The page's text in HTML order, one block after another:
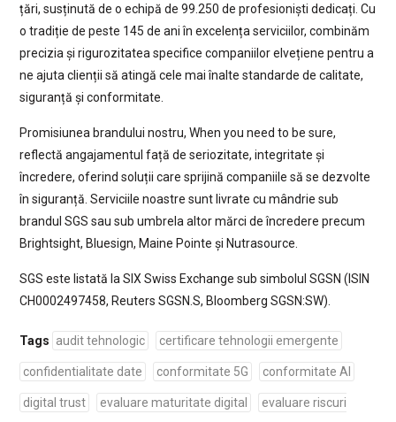
țări, susținută de o echipă de 99.250 de profesioniști dedicați. Cu
o tradiție de peste 145 de ani în excelența serviciilor, combinăm
precizia și rigurozitatea specifice companiilor elvețiene pentru a
ne ajuta clienții să atingă cele mai înalte standarde de calitate,
siguranță și conformitate.
Promisiunea brandului nostru, When you need to be sure,
reflectă angajamentul față de seriozitate, integritate și
încredere, oferind soluții care sprijină companiile să se dezvolte
în siguranță. Serviciile noastre sunt livrate cu mândrie sub
brandul SGS sau sub umbrela altor mărci de încredere precum
Brightsight, Bluesign, Maine Pointe și Nutrasource.
SGS este listată la SIX Swiss Exchange sub simbolul SGSN (ISIN
CH0002497458, Reuters SGSN.S, Bloomberg SGSN:SW).
Tags audit tehnologic certificare tehnologii emergente
confidentialitate date conformitate 5G conformitate AI
digital trust evaluare maturitate digital evaluare riscuri